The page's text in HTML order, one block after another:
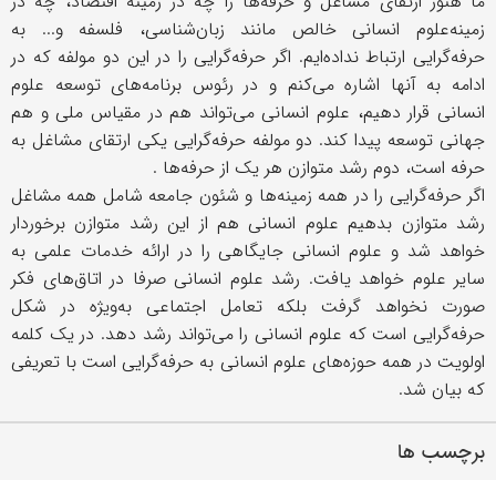
زمینه‌علوم انسانی خالص مانند زبان‌شناسی، فلسفه و... به
حرفه‌گرایی ارتباط نداده‌ایم. اگر حرفه‌گرایی را در این دو مولفه که در
ادامه به آنها اشاره می‌کنم و در رئوس برنامه‌های توسعه علوم
انسانی قرار دهیم، علوم انسانی می‌تواند هم در مقیاس ملی و هم
جهانی توسعه پیدا کند. دو مولفه حرفه‌گرایی یکی ارتقای مشاغل به
حرفه است، دوم رشد متوازن هر یک از حرفه‌ها .
اگر حرفه‌گرایی را در همه زمینه‌ها و شئون جامعه شامل همه مشاغل
رشد متوازن بدهیم علوم انسانی هم از این رشد متوازن برخوردار
خواهد شد و علوم انسانی جایگاهی را در ارائه خدمات علمی به
سایر علوم خواهد یافت. رشد علوم انسانی صرفا در اتاق‌های فکر
صورت نخواهد گرفت بلکه تعامل اجتماعی به‌ویژه در شکل
حرفه‌گرایی است که علوم انسانی را می‌تواند رشد دهد. در یک کلمه
اولویت در همه حوزه‌های علوم انسانی به حرفه‌گرایی است با تعریفی
که بیان شد.
برچسب ها